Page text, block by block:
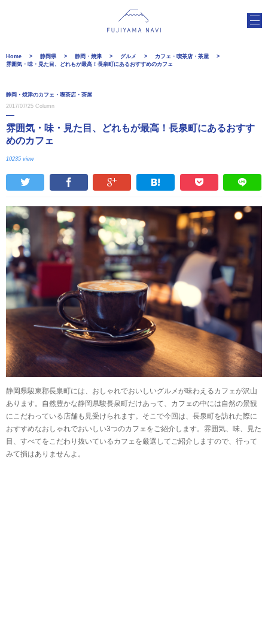
Home 静岡県 静岡・焼津 グルメ
カフェ・喫茶店・茶屋
雰囲気・味・見た目、どれもが最高！長泉町にあるおすすめのカフェ
静岡・焼津のカフェ・喫茶店・茶屋
2017/07/25 Column
雰囲気・味・見た目、どれもが最高！長泉町にあるおすす
めのカフェ
10235 view
静岡県駿東郡長泉町には、おしゃれでおいしいグルメが味わえるカフェが沢山
あります。自然豊かな静岡県駿長泉町だけあって、カフェの中には自然の景観
にこだわっている店舗も見受けられます。そこで今回は、長泉町を訪れた際に
おすすめなおしゃれでおいしい3つのカフェをご紹介します。雰囲気、味、見た
目、すべてをこだわり抜いているカフェを厳選してご紹介しますので、行って
みて損はありませんよ。